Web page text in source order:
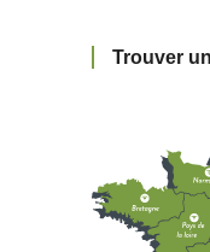
Trouver